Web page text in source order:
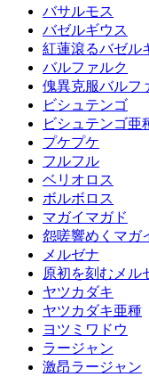
バサルモス
バゼルギウス
紅蓮滾るバゼル
バルファルク
傀異克服バルフ
ビシュテンゴ
ビシュテンゴ亜
プケプケ
フルフル
ベリオロス
ボルボロス
マガイマガド
怨嗟響めくマガ
メルゼナ
原初を刻むメル
ヤツカダキ
ヤツカダキ亜種
ヨツミワドウ
ラージャン
激昂ラージャン